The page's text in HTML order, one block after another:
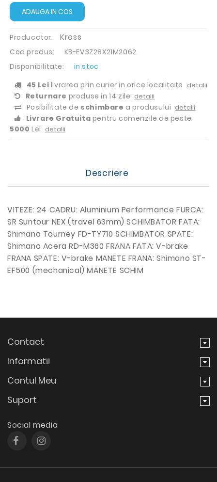
ADAUGA IN COS
Producator: Kross
Cod produs:
KB-EV3Z28X21M2062
Disponibilitate:
in stoc
45 Lei livrarea prin curier in orice localitate detalii
Returnare produse in 14 zile detalii
Posibilitate de schimbare a produsului detalii
Livrare Gratuita pentru comenzile de peste
5000 Lei detalii
Descriere
VITEZE: 24 CADRU: Aluminium Performance FURCA:
SR Suntour NEX (travel 63mm) SCHIMBATOR FATA:
Shimano Tourney FD-TY710 SCHIMBATOR SPATE:
Shimano Acera RD-M360 FRANA FATA: V-brake
FRANA SPATE: V-brake MANETE FRANA: Shimano ST-
EF500 (mechanical) MANETE SCHIM
Contact
Informatii
Contul Meu
Suport
Social media